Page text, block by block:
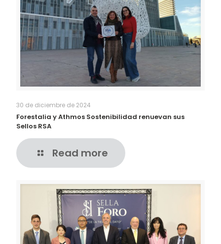
30 de diciembre de 2024
Forestalia y Athmos Sostenibilidad renuevan sus
Sellos RSA
Read more